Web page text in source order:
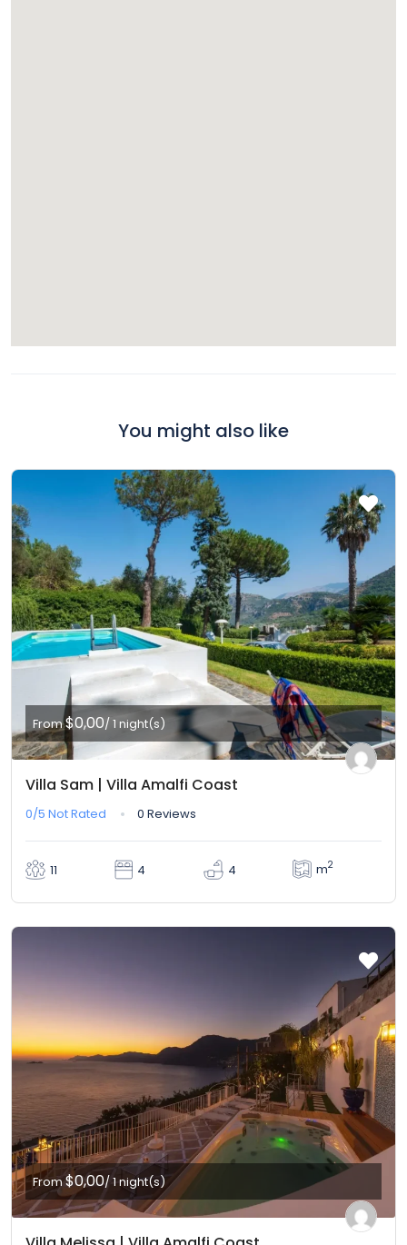
You might also like
From$0,00/ 1 night(s)
Villa Sam | Villa Amalfi Coast
0/5 Not Rated 0 Reviews
11 4 4 m2
From$0,00/ 1 night(s)